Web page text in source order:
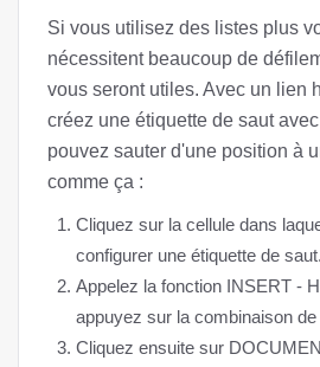
Si vous utilisez des listes plus
nécessitent beaucoup de
vous seront utiles. Avec un lien
créez une étiquette de saut
pouvez sauter d'une position à
comme ça :
Cliquez sur la cellule dans
configurer une étiquette de saut.
Appelez la fonction INSERT -
appuyez sur la combinaison
Cliquez ensuite sur